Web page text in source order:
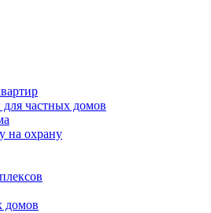
частных домов
на охрану
домов